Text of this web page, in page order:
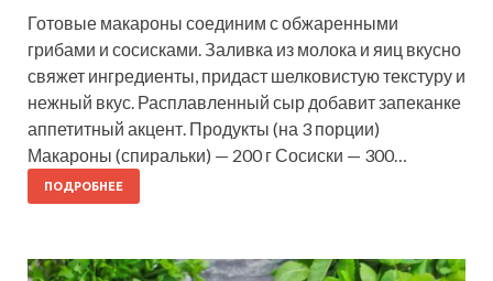
Готовые макароны соединим с обжаренными
грибами и сосисками. Заливка из молока и яиц вкусно
свяжет ингредиенты, придаст шелковистую текстуру и
нежный вкус. Расплавленный сыр добавит запеканке
аппетитный акцент. Продукты (на 3 порции)
Макароны (спиральки) — 200 г Сосиски — 300…
ПОДРОБНЕЕ